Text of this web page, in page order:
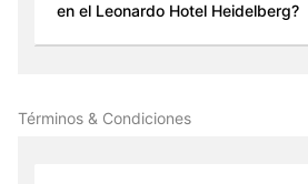
en el Leonardo Hotel Heidelberg?
Términos & Condiciones